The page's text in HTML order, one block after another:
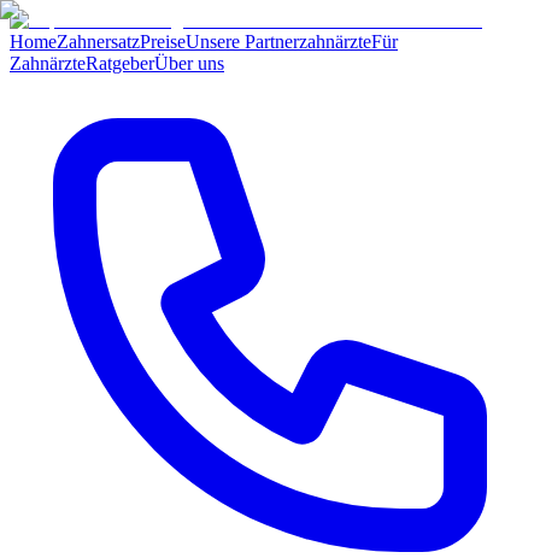
HomeZahnersatzPreiseUnsere PartnerzahnärzteFür
ZahnärzteRatgeberÜber uns